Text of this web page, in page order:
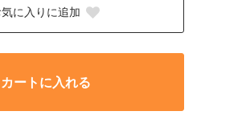
気に入りに追加
カートに入れる